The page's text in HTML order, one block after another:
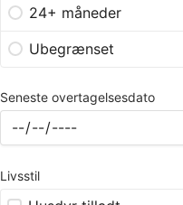
24+ måneder
Ubegrænset
Seneste overtagelsesdato
Livsstil